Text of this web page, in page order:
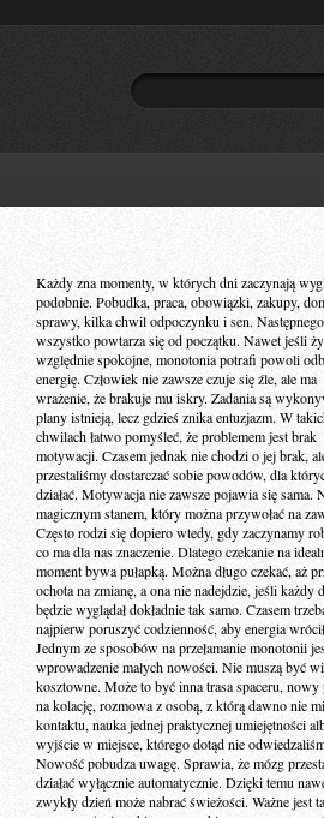
Każdy zna momenty, w których dni zaczynają
podobnie. Pobudka, praca, obowiązki, zakupy,
sprawy, kilka chwil odpoczynku i sen.
wszystko powtarza się od początku. Nawet jeśli
względnie spokojne, monotonia potrafi powoli
energię. Człowiek nie zawsze czuje się źle, ale ma
wrażenie, że brakuje mu iskry. Zadania są
plany istnieją, lecz gdzieś znika entuzjazm. W
chwilach łatwo pomyśleć, że problemem jest brak
motywacji. Czasem jednak nie chodzi o jej brak,
przestaliśmy dostarczać sobie powodów, dla
działać. Motywacja nie zawsze pojawia się sama.
magicznym stanem, który można przywołać na
Często rodzi się dopiero wtedy, gdy zaczynamy
co ma dla nas znaczenie. Dlatego czekanie na
moment bywa pułapką. Można długo czekać, aż
ochota na zmianę, a ona nie nadejdzie, jeśli każdy
będzie wyglądał dokładnie tak samo. Czasem
najpierw poruszyć codzienność, aby energia
Jednym ze sposobów na przełamanie monotonii
wprowadzenie małych nowości. Nie muszą być
kosztowne. Może to być inna trasa spaceru, nowy
na kolację, rozmowa z osobą, z którą dawno nie
kontaktu, nauka jednej praktycznej umiejętności
wyjście w miejsce, którego dotąd nie
Nowość pobudza uwagę. Sprawia, że mózg
działać wyłącznie automatycznie. Dzięki temu
zwykły dzień może nabrać świeżości. Ważne jest